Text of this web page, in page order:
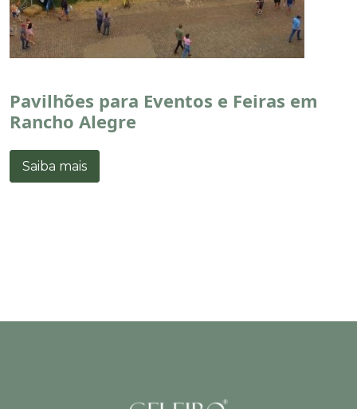
Pavilhões para Eventos e Feiras em
Rancho Alegre
Saiba mais